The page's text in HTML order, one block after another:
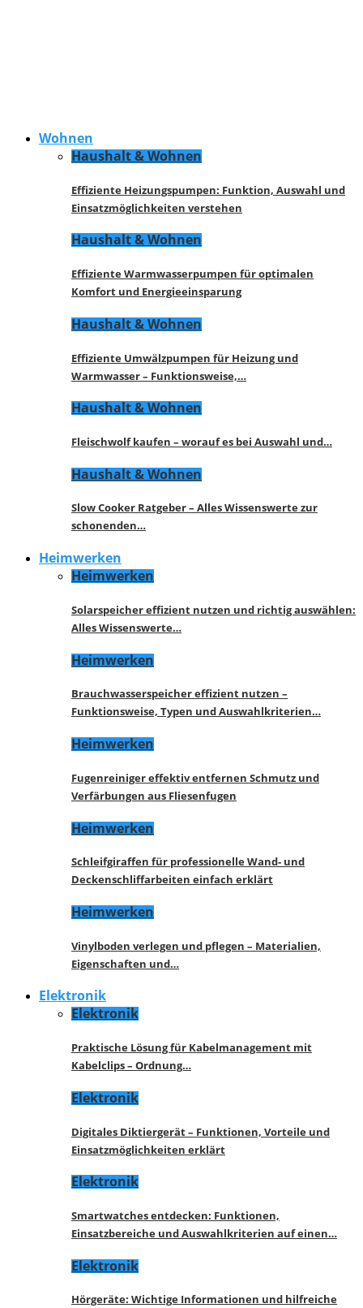
Wohnen
Haushalt & Wohnen
Effiziente Heizungspumpen: Funktion, Auswahl und
Einsatzmöglichkeiten verstehen
Haushalt & Wohnen
Effiziente Warmwasserpumpen für optimalen
Komfort und Energieeinsparung
Haushalt & Wohnen
Effiziente Umwälzpumpen für Heizung und
Warmwasser – Funktionsweise,…
Haushalt & Wohnen
Fleischwolf kaufen – worauf es bei Auswahl und…
Haushalt & Wohnen
Slow Cooker Ratgeber – Alles Wissenswerte zur
schonenden…
Heimwerken
Heimwerken
Solarspeicher effizient nutzen und richtig auswählen:
Alles Wissenswerte…
Heimwerken
Brauchwasserspeicher effizient nutzen –
Funktionsweise, Typen und Auswahlkriterien…
Heimwerken
Fugenreiniger effektiv entfernen Schmutz und
Verfärbungen aus Fliesenfugen
Heimwerken
Schleifgiraffen für professionelle Wand- und
Deckenschliffarbeiten einfach erklärt
Heimwerken
Vinylboden verlegen und pflegen – Materialien,
Eigenschaften und…
Elektronik
Elektronik
Praktische Lösung für Kabelmanagement mit
Kabelclips – Ordnung…
Elektronik
Digitales Diktiergerät – Funktionen, Vorteile und
Einsatzmöglichkeiten erklärt
Elektronik
Smartwatches entdecken: Funktionen,
Einsatzbereiche und Auswahlkriterien auf einen…
Elektronik
Hörgeräte: Wichtige Informationen und hilfreiche